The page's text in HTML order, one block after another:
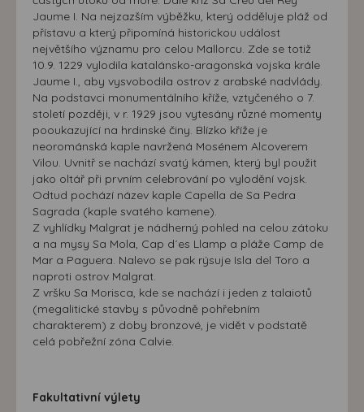
Jaume I. Na nejzazším výběžku, který odděluje pláž od
přístavu a který připomíná historickou událost
největšího významu pro celou Mallorcu. Zde se totiž
10.9. 1229 vylodila katalánsko-aragonská vojska krále
Jaume I., aby vysvobodila ostrov z arabské nadvlády.
Na podstavci monumentálního kříže, vztyčeného o 7.
století později, v r. 1929 jsou vytesány různé momenty
pooukazující na hrdinské činy. Blízko kříže je
neorománská kaple navržená Mosénem Alcoverem
Vilou. Uvnitř se nachází svatý kámen, který byl použit
jako oltář při prvním celebrování po vylodění vojsk.
Odtud pochází název kaple Capella de Sa Pedra
Sagrada (kaple svatého kamene).
Z vyhlídky Malgrat je nádherný pohled na celou zátoku
a na mysy Sa Mola, Cap d´es Llamp a pláže Camp de
Mar a Paguera. Nalevo se pak rýsuje Isla del Toro a
naproti ostrov Malgrat.
Z vršku Sa Morisca, kde se nachází i jeden z talaiotů
(megalitické stavby s původně pohřebním
charakterem) z doby bronzové, je vidět v podstatě
celá pobřežní zóna Calvie.
Fakultativní výlety